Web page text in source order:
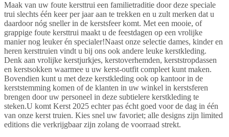
Maak van uw foute kersttrui een familietraditie door deze speciale
trui slechts één keer per jaar aan te trekken en u zult merken dat u
daardoor nóg sneller in de kerstsfeer komt. Met een mooie, of
grappige foute kersttrui maakt u de feestdagen op een vrolijke
manier nog leuker én specialer!Naast onze selectie dames, kinder en
heren kersttruien vindt u bij ons ook andere leuke kerstkleding.
Denk aan vrolijke kerstjurkjes, kerstoverhemden, kerststropdassen
en kerstsokken waarmee u uw kerst-outfit compleet kunt maken.
Bovendien kunt u met deze kerstkleding ook op kantoor in de
kerststemming komen of de klanten in uw winkel in kerstsferen
brengen door uw personeel in deze subtielere kerstkleding te
steken.U komt Kerst 2025 echter pas écht goed voor de dag in één
van onze kerst truien. Kies snel uw favoriet; alle designs zijn limited
editions die verkrijgbaar zijn zolang de voorraad strekt.